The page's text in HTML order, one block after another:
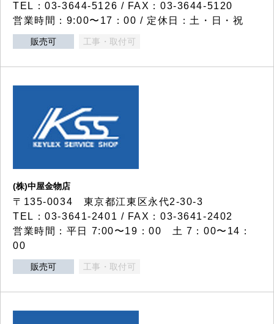
TEL：03-3644-5126 / FAX：03-3644-5120
営業時間：9:00〜17：00 / 定休日：土・日・祝
販売可 工事・取付可
(株)中屋金物店
〒135-0034 東京都江東区永代2-30-3
TEL：03-3641-2401 / FAX：03-3641-2402
営業時間：平日 7:00〜19：00 土 7：00〜14：
00
販売可 工事・取付可